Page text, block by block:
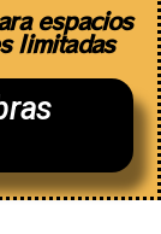
espacios
limitadas